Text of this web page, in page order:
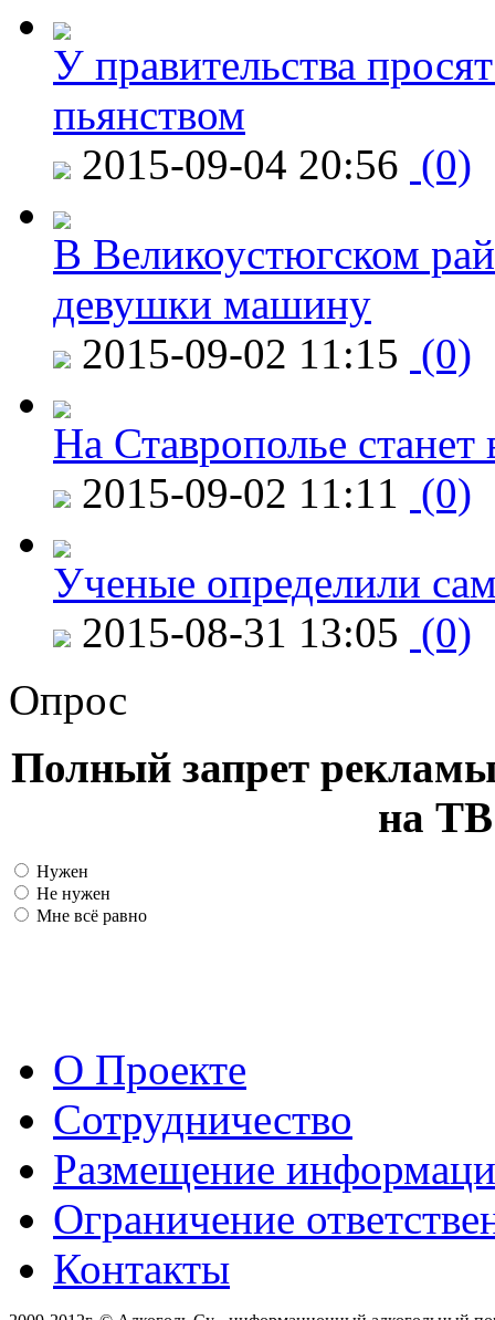
У правительства
пьянством
2015-09-04 20:56 (0)
В Великоустюгском
девушки машину
2015-09-02 11:15 (0)
На Ставрополье
2015-09-02 11:11 (0)
Ученые определили
2015-08-31 13:05 (0)
Опрос
Полный запрет
на ТВ
Нужен
Не нужен
Мне всё равно
О Проекте
Сотрудничество
Размещение
Ограничение
Контакты